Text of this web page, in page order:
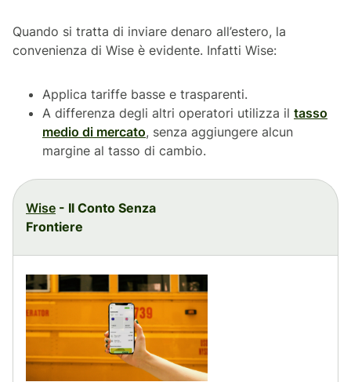
Quando si tratta di inviare denaro all’estero, la
convenienza di Wise è evidente. Infatti Wise:
Applica tariffe basse e trasparenti.
A differenza degli altri operatori utilizza il tasso
medio di mercato, senza aggiungere alcun
margine al tasso di cambio.
Wise - Il Conto Senza
Frontiere